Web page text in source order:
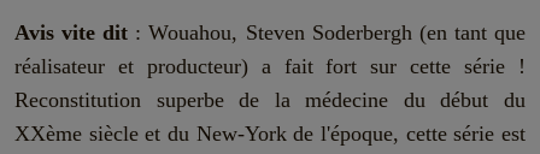
Avis vite dit : Wouahou, Steven Soderbergh (en tant que
réalisateur et producteur) a fait fort sur cette série !
Reconstitution superbe de la médecine du début du
XXème siècle et du New-York de l'époque, cette série est